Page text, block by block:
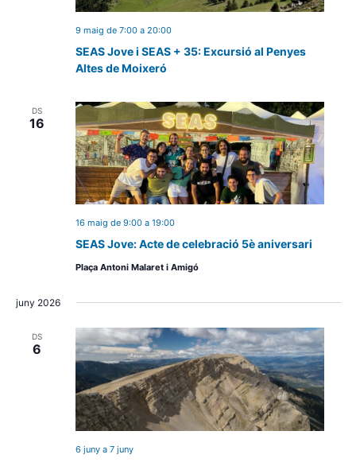
SEAS Jove i SEAS + 35: Excursió al Penyes
Altes de Moixeró
9 maig de 7:00a 20:00
DS
16
SEAS Jove: Acte de celebració 5è aniversari
16 maig de 9:00a 19:00
Plaça Antoni Malaret i Amigó
juny 2026
DS
6
6 junya 7 juny